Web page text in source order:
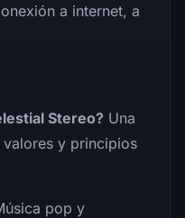
a internet, a
Stereo? Una
y principios
pop y